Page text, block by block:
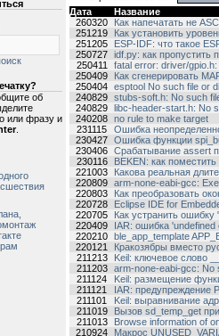
об
или фразу и
.
Дата
Название
260320
Как напечатать не
251219
Как установить
251205
ESP-IDF: что такое
250727 idf.py: как пропустить
250411
fatal error: driver/
250409
Как сгенерировать
250404 esptool No such file or
240829 stubs-soft.h: No such
240829 libc-header-start.h: No
240208 no rule to make target
231115
Ошибка
230427 Ошибка функции
230406 Срабатывание assert
230116
BEKEN: как
221003
Какова реальная
220809 arm-none-eabi-gcc:
220803
Как преобразовать
220728
Eclipse IDE for
220705
Как устранить
220409
IAR: ошибка
220210 ble_app_template
220121
Кракозябры вместо
211213
Keil: ключевое слово
211203
arm-none-eabi-gcc: No
211124
Keil: размещение
211121
IAR: предупреждение
211101
Keil: выравнивание
211019
Вызов sd_temp_get
211013
Browse information of
210924
Макрос